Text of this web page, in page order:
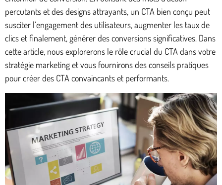
percutants et des designs attrayants, un CTA bien conçu peut
susciter l’engagement des utilisateurs, augmenter les taux de
clics et finalement, générer des conversions significatives. Dans
cette article, nous explorerons le rôle crucial du CTA dans votre
stratégie marketing et vous fournirons des conseils pratiques
pour créer des CTA convaincants et performants.